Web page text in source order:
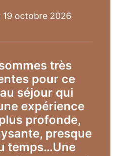
19 octobre 2026
très
pour ce
séjour qui
expérience
profonde,
presque
temps…Une